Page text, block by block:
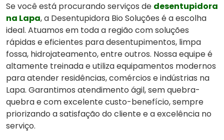
Se você está procurando serviços de desentupidora
na Lapa, a Desentupidora Bio Soluções é a escolha
ideal. Atuamos em toda a região com soluções
rápidas e eficientes para desentupimentos, limpa
fossa, hidrojateamento, entre outros. Nossa equipe é
altamente treinada e utiliza equipamentos modernos
para atender residências, comércios e indústrias na
Lapa. Garantimos atendimento ágil, sem quebra-
quebra e com excelente custo-benefício, sempre
priorizando a satisfação do cliente e a excelência no
serviço.